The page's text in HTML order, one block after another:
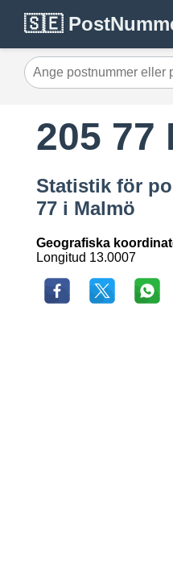
🇸🇪
205 77
Statistik för
77 i Malmö
Geografiska
Longitud 13.0007